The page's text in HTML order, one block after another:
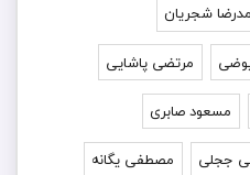
شجریان
مرتضی پاشایی
مسعود صابری
ججلی مصطفی یگانه